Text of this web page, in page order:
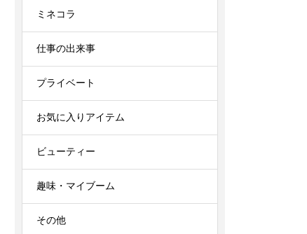
ミネコラ
仕事の出来事
プライベート
お気に入りアイテム
ビューティー
趣味・マイブーム
その他